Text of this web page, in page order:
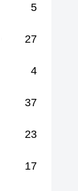
5
27
4
37
23
17